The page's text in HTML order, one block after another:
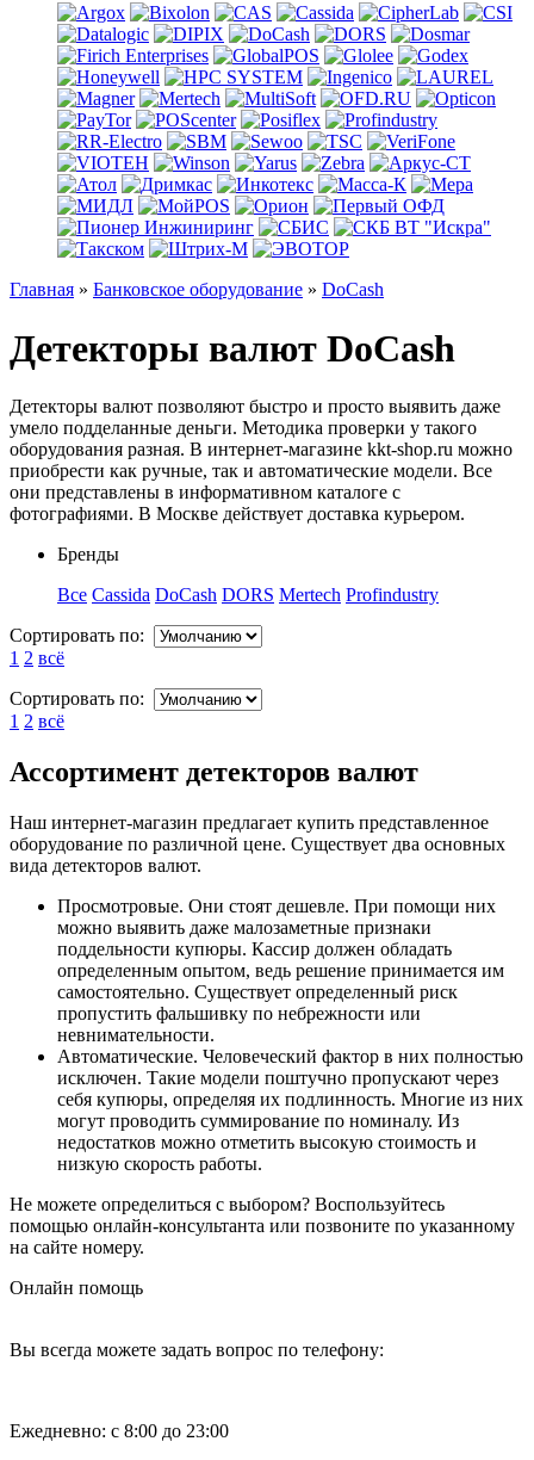
Главная » Банковское оборудование » DoCash
Детекторы валют DoCash
Детекторы валют позволяют быстро и просто выявить даже
умело подделанные деньги. Методика проверки у такого
оборудования разная. В интернет-магазине kkt-shop.ru можно
приобрести как ручные, так и автоматические модели. Все
они представлены в информативном каталоге с
фотографиями. В Москве действует доставка курьером.
Бренды
Все Cassida DoCash DORS Mertech Profindustry
Сортировать по:
1 2 всё
Сортировать по:
1 2 всё
Ассортимент детекторов валют
Наш интернет-магазин предлагает купить представленное
оборудование по различной цене. Существует два основных
вида детекторов валют.
Просмотровые. Они стоят дешевле. При помощи них
можно выявить даже малозаметные признаки
поддельности купюры. Кассир должен обладать
определенным опытом, ведь решение принимается им
самостоятельно. Существует определенный риск
пропустить фальшивку по небрежности или
невнимательности.
Автоматические. Человеческий фактор в них полностью
исключен. Такие модели поштучно пропускают через
себя купюры, определяя их подлинность. Многие из них
могут проводить суммирование по номиналу. Из
недостатков можно отметить высокую стоимость и
низкую скорость работы.
Не можете определиться с выбором? Воспользуйтесь
помощью онлайн-консультанта или позвоните по указанному
на сайте номеру.
Онлайн помощь
Вы всегда можете задать вопрос по телефону:
Ежедневно: с 8:00 до 23:00